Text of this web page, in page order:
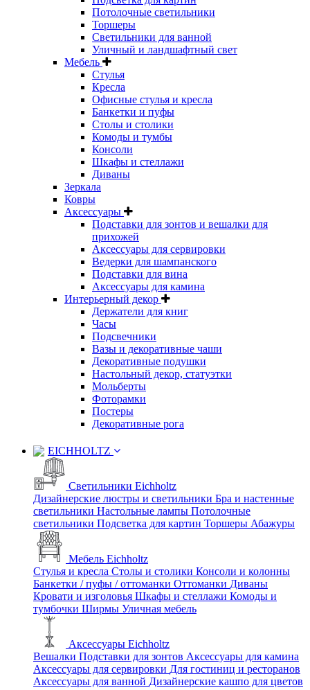
Потолочные светильники
Торшеры
Светильники для ванной
Уличный и ландшафтный свет
Мебель
Стулья
Кресла
Офисные стулья и кресла
Банкетки и пуфы
Столы и столики
Комоды и тумбы
Консоли
Шкафы и стеллажи
Диваны
Зеркала
Ковры
Аксессуары
Подставки для зонтов и вешалки для
прихожей
Аксессуары для сервировки
Ведерки для шампанского
Подставки для вина
Аксессуары для камина
Интерьерный декор
Держатели для книг
Часы
Подсвечники
Вазы и декоративные чаши
Декоративные подушки
Настольный декор, статуэтки
Мольберты
Фоторамки
Постеры
Декоративные рога
EICHHOLTZ
Светильники Eichholtz
Дизайнерские люстры и светильники Бра и настенные
светильники Настольные лампы Потолочные
светильники Подсветка для картин Торшеры Абажуры
Мебель Eichholtz
Стулья и кресла Столы и столики Консоли и колонны
Банкетки / пуфы / оттоманки Оттоманки Диваны
Кровати и изголовья Шкафы и стеллажи Комоды и
тумбочки Ширмы Уличная мебель
Аксессуары Eichholtz
Вешалки Подставки для зонтов Аксессуары для камина
Аксессуары для сервировки Для гостиниц и ресторанов
Аксессуары для ванной Дизайнерские кашпо для цветов